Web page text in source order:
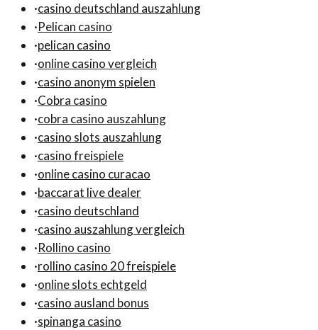
·casino deutschland auszahlung
·Pelican casino
·pelican casino
·online casino vergleich
·casino anonym spielen
·Cobra casino
·cobra casino auszahlung
·casino slots auszahlung
·casino freispiele
·online casino curacao
·baccarat live dealer
·casino deutschland
·casino auszahlung vergleich
·Rollino casino
·rollino casino 20 freispiele
·online slots echtgeld
·casino ausland bonus
·spinanga casino